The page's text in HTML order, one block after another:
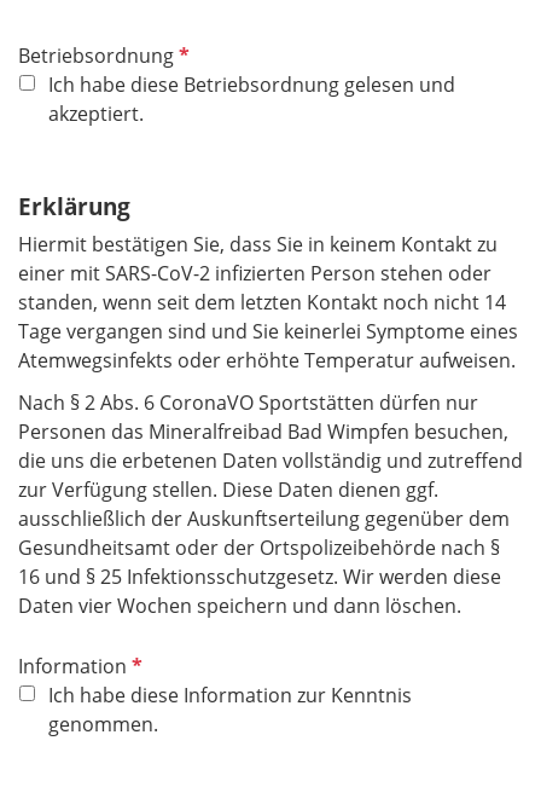
BetriebsordnungP
f
f
e
l
d
Ich habe diese Betriebsordnung gelesen und
akzeptiert.
Erklärung
Hiermit bestätigen Sie, dass Sie in keinem Kontakt zu
einer mit SARS-CoV-2 infizierten Person stehen oder
standen, wenn seit dem letzten Kontakt noch nicht 14
Tage vergangen sind und Sie keinerlei Symptome eines
Atemwegsinfekts oder erhöhte Temperatur aufweisen.
Nach § 2 Abs. 6 CoronaVO Sportstätten dürfen nur
Personen das Mineralfreibad Bad Wimpfen besuchen,
die uns die erbetenen Daten vollständig und zutreffend
zur Verfügung stellen. Diese Daten dienen ggf.
ausschließlich der Auskunftserteilung gegenüber dem
Gesundheitsamt oder der Ortspolizeibehörde nach §
16 und § 25 Infektionsschutz­gesetz. Wir werden diese
Daten vier Wochen speichern und dann löschen.
Information P
l
Ich habe diese Information zur Kenntnis
genommen.